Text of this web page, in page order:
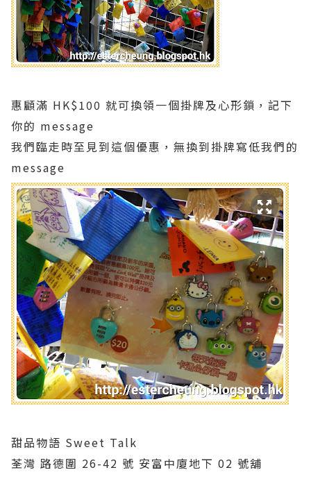
惠顧滿 HK$100 就可換領一個掛牌及心形鎖，記下
你的 message
我們臨走時至見到這個優惠，無換到掛牌寫低我們的
message
甜品物語 Sweet Talk
荃灣 路德圍 26-42 號 安富中廈地下 02 號舖